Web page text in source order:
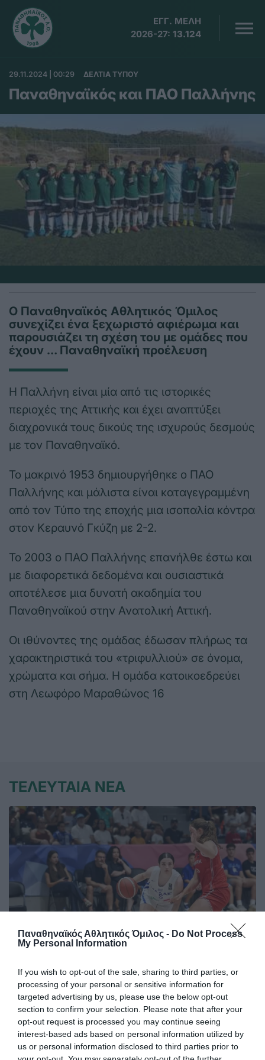
Παναθηναϊκός Αθλητικός Όμιλος - Do Not Process
My Personal Information
If you wish to opt-out of the sale, sharing to third parties, or
processing of your personal or sensitive information for
targeted advertising by us, please use the below opt-out
section to confirm your selection. Please note that after your
opt-out request is processed you may continue seeing
interest-based ads based on personal information utilized by
us or personal information disclosed to third parties prior to
ΕΓΓ. ΜΕΛΗ
2026-27: 13.124
29.11.2024 | 00:29 ΔΕΛΤΙΑ ΤΥΠΟΥ
Παναθηναϊκός και ΠΑΟ Παλλήνης
Ο Παναθηναϊκός Αθλητικός Όμιλος
συνεχίζει ένα ξεχωριστό αφιέρωμα και
παρουσιάζει τη σχέση του με ομάδες που
έχουν … Παναθηναϊκή προέλευση
H Παλλήνη είναι μία από τις ιστορικές
περιοχές της Αττικής και έχει αναπτύξει
διαχρονικά τους δικούς της ισχυρούς δεσμούς
με τον Παναθηναϊκό.
Το μακρινό 1953 δημιουργήθηκε ο ΠΑΟ
Παλλήνης και μάλιστα είναι καταγεγραμμένη
από τον Τύπο της εποχής μια ισοπαλία κόντρα
στον Κεραυνό Γκύζη με 2-2.
Το 2003 ο ΠΑΟ Παλλήνης επανήλθε έστω και
με διαφορετικά δεδομένα και ουσιαστικά
αποτέλεσε μια δυνατή ακαδημία του
Παναθηναϊκού στην Ανατολική Αττική.
Οι ιθύνοντες της ομάδας έδωσαν πλήρως τα
χαρακτηριστικά του «τριφυλλιού» σε όνομα,
χρώματα και σήμα. Η ομάδα κατοικοεδρεύει
στη Λεωφόρο Μαραθώνος 16
ΤΕΛΕΥΤΑΙΑ ΝΕΑ
Δύο στα δύο με «πράσινη»
σύμβολη
Η Εθνική ομάδα μπάσκετ Κορασίδων έκανε το δύο στα δύο
στο EuroBasket Β' κατηγορίας έχοντας τη Μαριάνθη
Τουλούπη με διψήφιο αριθμό πόντων.